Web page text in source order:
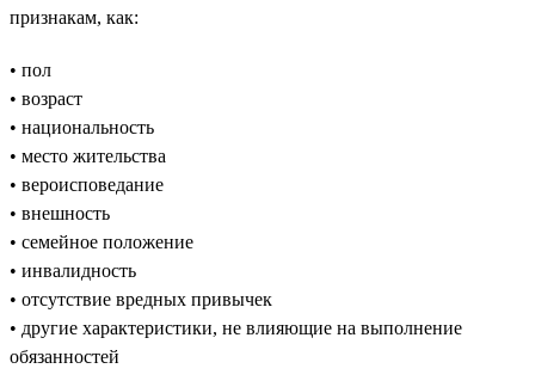
признакам, как:
• пол
• возраст
• национальность
• место жительства
• вероисповедание
• внешность
• семейное положение
• инвалидность
• отсутствие вредных привычек
• другие характеристики, не влияющие на выполнение
обязанностей